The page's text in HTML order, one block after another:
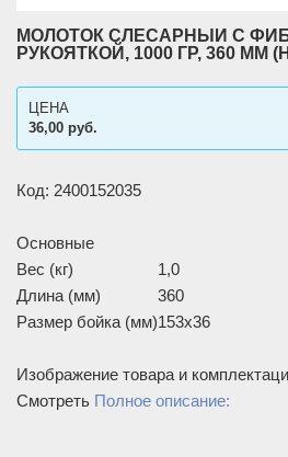
МОЛОТОК СЛЕСАРНЫЙ С
РУКОЯТКОЙ, 1000 ГР, 360 ММ
36,00 руб.
ЦЕНА
Код: 2400152035
Основные
Вес (кг)
1,0
Длина (мм)
360
Размер бойка (мм)153x36
Изображение товара и
Смотреть Полное описание: